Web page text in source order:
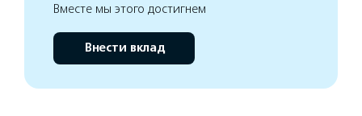
Вместе мы этого достигнем
Внести вклад